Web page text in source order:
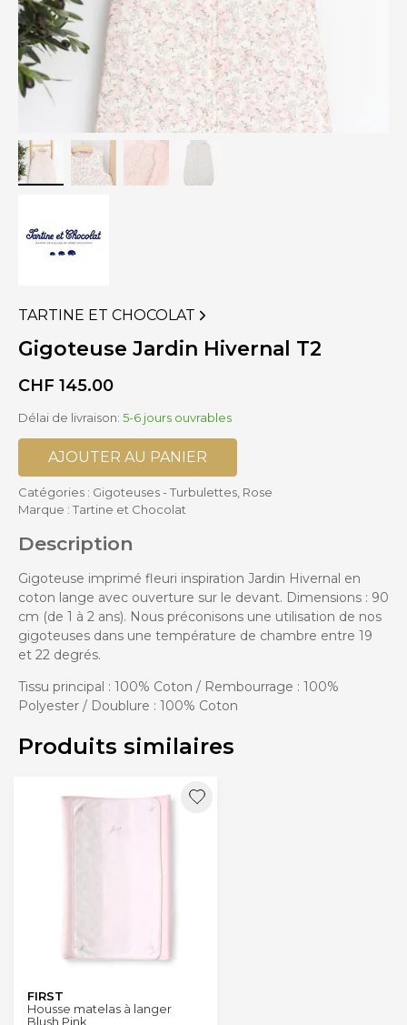
VOIR
PLUS
DE
DE
TARTINE ET CHOCOLAT
Gigoteuse Jardin Hivernal T2
CHF 145.00
Délai de livraison: 5-6 jours ouvrables
AJOUTER AU PANIER
Catégories : Gigoteuses - Turbulettes Rose
Marque : Tartine et Chocolat
Description
Gigoteuse imprimé fleuri inspiration Jardin Hivernal en
coton lange avec ouverture sur le devant. Dimensions : 90
cm (de 1 à 2 ans). Nous préconisons une utilisation de nos
gigoteuses dans une température de chambre entre 19
et 22 degrés.
Tissu principal : 100% Coton / Rembourrage : 100%
Polyester / Doublure : 100% Coton
Produits similaires
FIRST
Housse matelas à langer
Blush Pink